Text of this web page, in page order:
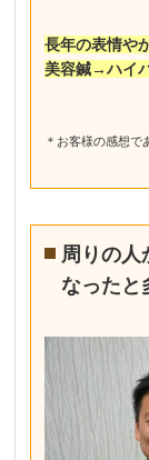
長年の表情や
美容鍼→ハイ
＊お客様の感想で
周りの人
なったと